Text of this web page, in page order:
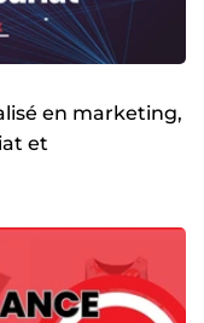
en marketing,
et